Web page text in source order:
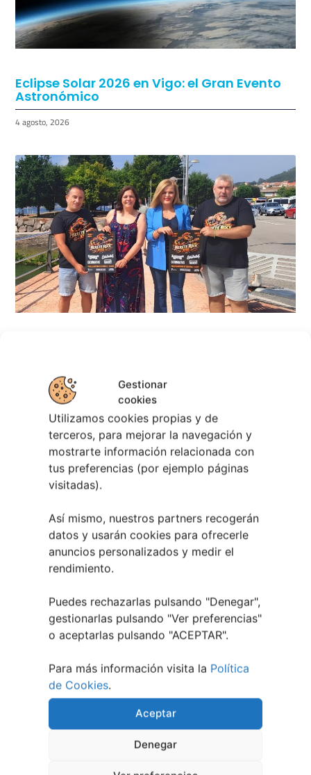
Gestionar
cookies
Utilizamos cookies propias y de
terceros, para mejorar la navegación y
mostrarte información relacionada con
tus preferencias (por ejemplo páginas
visitadas).
Así mismo, nuestros partners recogerán
datos y usarán cookies para ofrecerle
anuncios personalizados y medir el
rendimiento.
Puedes rechazarlas pulsando "Denegar",
gestionarlas pulsando "Ver preferencias"
o aceptarlas pulsando "ACEPTAR".
Para más información visita la Política
de Cookies.
Aceptar
Denegar
Eclipse Solar 2026 en Vigo: el Gran Evento
Astronómico
4 agosto, 2026
28 julio, 2026
Noticias de Ourenseplan
Festival Noites Teatrais de Vilamarín 2026
julio, 2026
Verano Cultural de Seixalbo 2026 31 mayo,
2026
mayo, 2026
Noticias de Pontevedraplan
Así serán las Fiestas de la Peregrina 2026
El XXXII Festival Internacional de Jazz e Blues
de Pontevedra reunirá a grandes músicos del 3
al 7 de agosto 27 julio, 2026